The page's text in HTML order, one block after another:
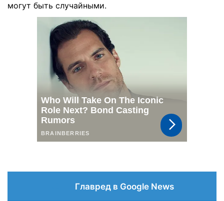
могут быть случайными.
Главред в Google News